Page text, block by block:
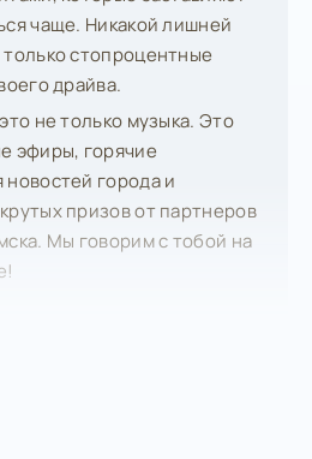
чаще. Никакой лишней
стопроцентные
драйва.
не только музыка. Это
эфиры, горячие
города и
призов от партнеров
Мы говорим с тобой на